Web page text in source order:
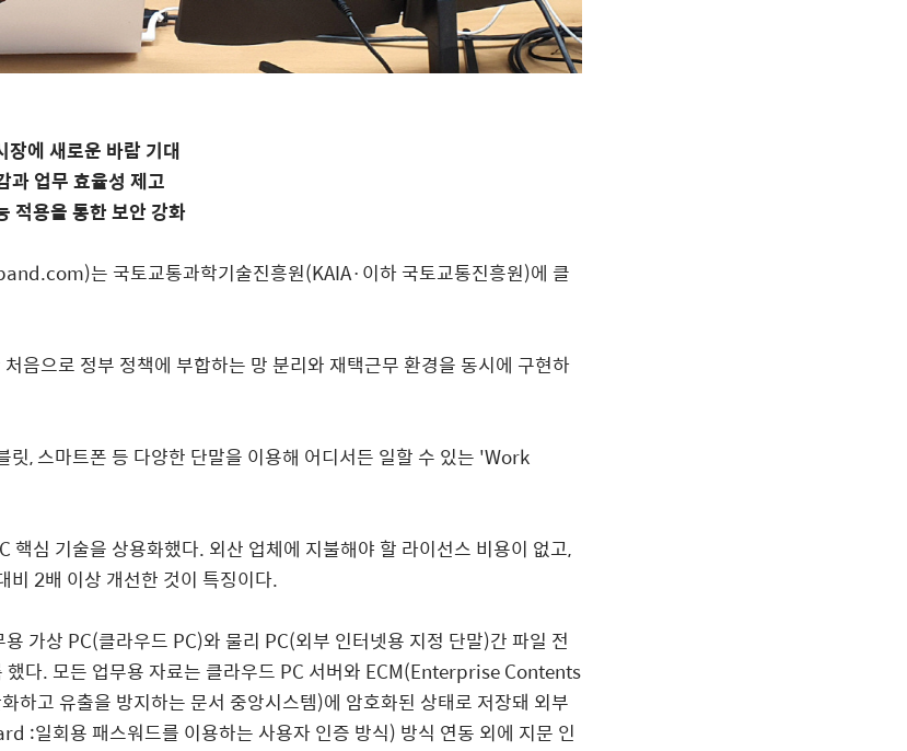
장에 새로운 바람 기대
과 업무 효율성 제고
적용을 통한 보안 강화
는 국토교통과학기술진흥원(KAIA·이하 국토교통진흥원)에 클
음으로 정부 정책에 부합하는 망 분리와 재택근무 환경을 동시에 구현하
릿,스마트폰 등 다양한 단말을 이용해 어디서든 일할 수 있는 'Work
핵심 기술을 상용화했다. 외산 업체에 지불해야 할 라이선스 비용이 없고,
비 2배 이상 개선한 것이 특징이다.
가상 PC(클라우드 PC)와 물리 PC(외부 인터넷용 지정 단말)간 파일 전
했다. 모든 업무용 자료는 클라우드 PC 서버와 ECM(Enterprise Contents
하고 유출을 방지하는 문서 중앙시스템)에 암호화된 상태로 저장돼 외부
:일회용 패스워드를 이용하는 사용자 인증 방식) 방식 연동 외에 지문 인